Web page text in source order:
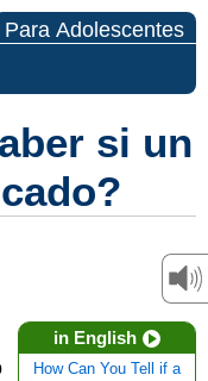
Para Adolescentes
si un
in English
How Can You Tell if a